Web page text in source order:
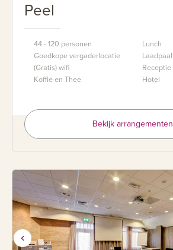
Peel
44 - 120 personen
Goedkope vergaderlocatie
(Gratis) wifi
Koffie en Thee
Lunch
Laadpaal
Receptie
Hotel
Bekijk arrangementen